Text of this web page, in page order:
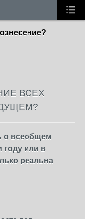
ВСЕХ
о всеобщем
году или в
реальна